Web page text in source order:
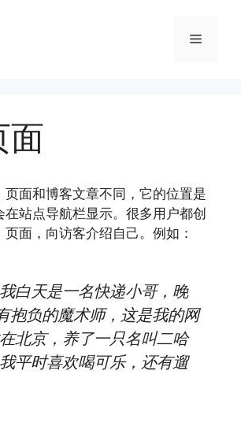
菜
面
页面和博客文章不同，它的位置是
在站点导航栏显示。很多用户都创
面，向访客介绍自己。例如：
白天是一名快递小哥，晚
抱负的魔术师，这是我的网
北京，养了一只名叫二哈
平时喜欢喝可乐，还有遛